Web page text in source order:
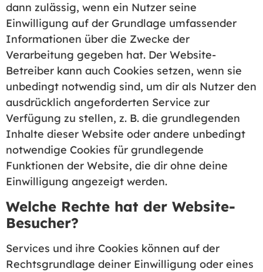
dann zulässig, wenn ein Nutzer seine
Einwilligung auf der Grundlage umfassender
Informationen über die Zwecke der
Verarbeitung gegeben hat. Der Website-
Betreiber kann auch Cookies setzen, wenn sie
unbedingt notwendig sind, um dir als Nutzer den
ausdrücklich angeforderten Service zur
Verfügung zu stellen, z. B. die grundlegenden
Inhalte dieser Website oder andere unbedingt
notwendige Cookies für grundlegende
Funktionen der Website, die dir ohne deine
Einwilligung angezeigt werden.
Welche Rechte hat der Website-
Besucher?
Services und ihre Cookies können auf der
Rechtsgrundlage deiner Einwilligung oder eines